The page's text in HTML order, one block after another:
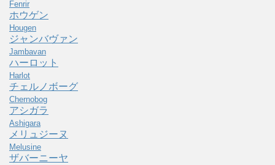
Fenrir
ホウゲン
Hougen
ジャンバヴァン
Jambavan
ハーロット
Harlot
チェルノボーグ
Chernobog
アシガラ
Ashigara
メリュジーヌ
Melusine
ザバーニーヤ